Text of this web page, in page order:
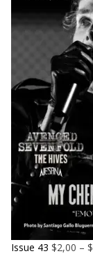
Issue 43 $2,00 – $